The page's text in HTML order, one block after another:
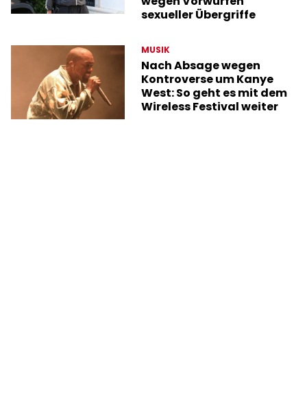
sexueller Übergriffe
MUSIK
Nach Absage wegen
Kontroverse um Kanye
West: So geht es mit dem
Wireless Festival weiter